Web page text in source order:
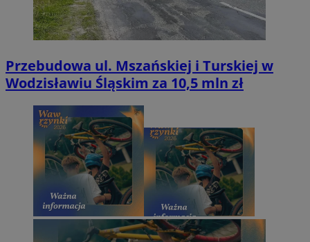
Przebudowa ul. Mszańskiej i Turskiej w
Wodzisławiu Śląskim za 10,5 mln zł